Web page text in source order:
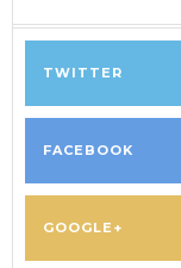
TWITTER
FACEBOOK
GOOGLE+